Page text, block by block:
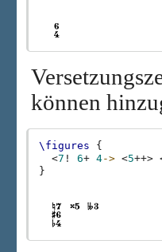
können
\figures
{
<7 ! 6+ 4-> <5++>
}